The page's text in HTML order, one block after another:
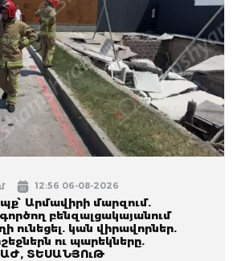
12:56 06-08-2026
Արմավիրի մարզում.
բենզալցակայանում
ունեցել. կան վիրավորներ.
ու պարեկները.
ՏԵՍԱՆՅՈւԹ